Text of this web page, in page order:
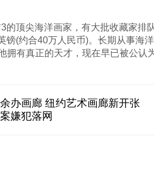
顶尖海洋画家，有大批收藏家排
镑(约合40万人民币)。长期从事海
拥有真正的天才，现在早已被公
办画廊 纽约艺术画廊新开张
嫌犯落网